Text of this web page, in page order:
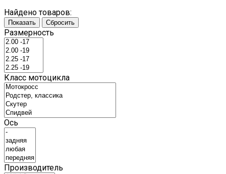
Найдено товаров:
Показать Сбросить
Размерность
Класс мотоцикла
Ось
Производитель